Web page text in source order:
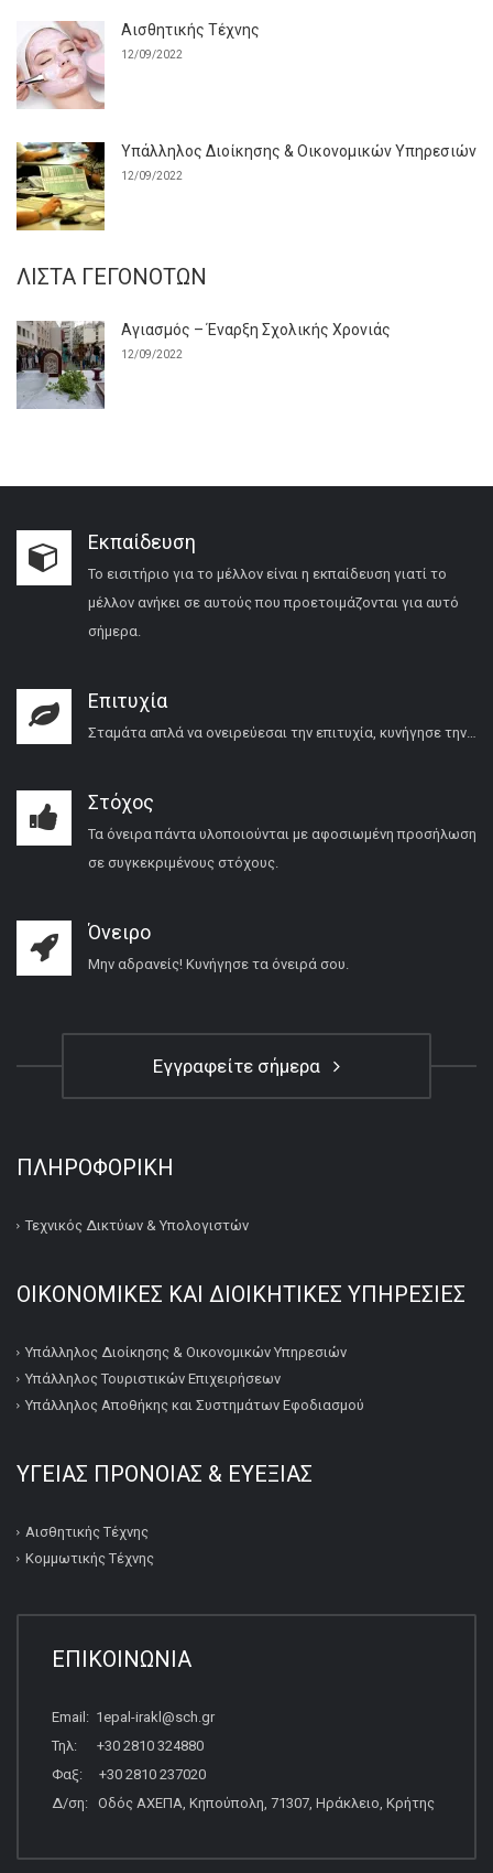
Αισθητικής Τέχνης
12/09/2022
Υπάλληλος Διοίκησης & Οικονομικών Υπηρεσιών
12/09/2022
ΛΊΣΤΑ ΓΕΓΟΝΌΤΩΝ
Αγιασμός – Έναρξη Σχολικής Χρονιάς
12/09/2022
Εκπαίδευση
Το εισιτήριο για το μέλλον είναι η εκπαίδευση γιατί το
μέλλον ανήκει σε αυτούς που προετοιμάζονται για αυτό
σήμερα.
Επιτυχία
Σταμάτα απλά να ονειρεύεσαι την επιτυχία, κυνήγησε την…
Στόχος
Τα όνειρα πάντα υλοποιούνται με αφοσιωμένη προσήλωση
σε συγκεκριμένους στόχους.
Όνειρο
Μην αδρανείς! Κυνήγησε τα όνειρά σου.
Εγγραφείτε σήμερα
ΠΛΗΡΟΦΟΡΙΚΉ
Τεχνικός Δικτύων & Υπολογιστών
ΟΙΚΟΝΟΜΙΚΕΣ ΚΑΙ ΔΙΟΙΚΗΤΙΚΕΣ ΥΠΗΡΕΣΙΕΣ
Υπάλληλος Διοίκησης & Οικονομικών Υπηρεσιών
Υπάλληλος Τουριστικών Επιχειρήσεων
Υπάλληλος Αποθήκης και Συστημάτων Εφοδιασμού
ΥΓΕΙΑΣ ΠΡΟΝΟΙΑΣ & ΕΥΕΞΙΑΣ
Αισθητικής Τέχνης
Κομμωτικής Τέχνης
ΕΠΙΚΟΙΝΩΝΙΑ
Email: 1epal-irakl@sch.gr
Τηλ: +30 2810 324880
Φαξ: +30 2810 237020
Δ/ση: Οδός ΑΧΕΠΑ, Κηπούπολη, 71307, Ηράκλειο, Κρήτης